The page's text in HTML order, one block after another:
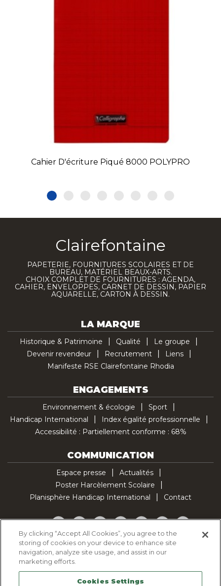
Cahier D'écriture Piqué 8000 POLYPRO
Clairefontaine
PAPETERIE, FOURNITURES SCOLAIRES ET DE
BUREAU, MATÉRIEL BEAUX-ARTS.
CHOIX COMPLET DE FOURNITURES : AGENDA,
CAHIER, ENVELOPPES, CARNET DE DESSIN, PAPIER
AQUARELLE, CARTON À DESSIN.
LA MARQUE
Historique & Patrimoine Qualité
Le groupe
Devenir revendeur
Recrutement
Liens
Manifeste RSE Clairefontaine Rhodia
ENGAGEMENTS
Environnement & écologie
Sport
Handicap International
Index égalité professionnelle
Accessibilité : Partiellement conforme : 68%
COMMUNICATION
Espace presse
Actualités
Poster Harcèlement Scolaire
Planisphère Handicap International
Contact
Facebook
TwitterYouTubePinterestInstagramLinkedInTikTok
Politique d'utilisation des cookies
Politique de confidentialité
Mentions légales
By clicking “Accept All Cookies”, you agree to the
storing of cookies on your device to enhance site
navigation, analyze site usage, and assist in our
marketing efforts.
Cookies Settings